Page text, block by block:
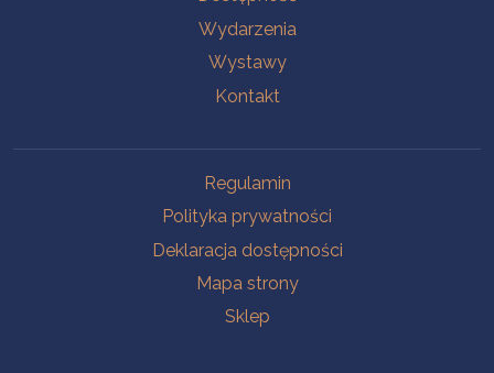
Wydarzenia
Wystawy
Kontakt
Regulamin
Polityka prywatności
Deklaracja dostępności
Mapa strony
Sklep